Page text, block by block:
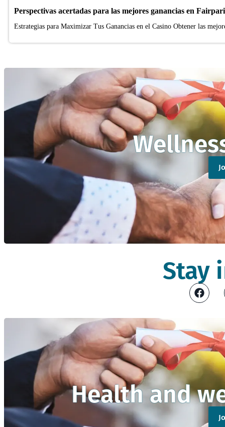
Perspectivas acertadas para las mejores ganancias en
Estrategias para Maximizar Tus Ganancias en el Casino Obtener las
Stay
Health and